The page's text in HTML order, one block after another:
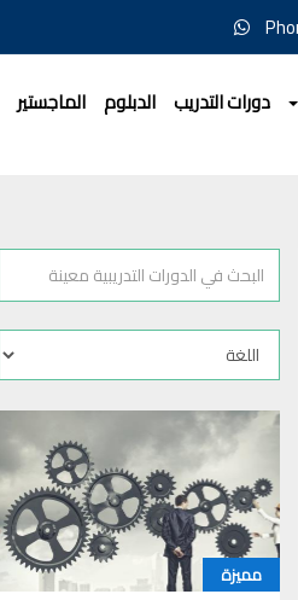
دورات التدريب الدبلوم الماجستير
مميزة